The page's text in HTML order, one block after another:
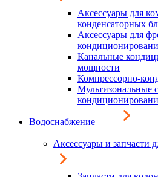
Аксессуары для
конденсаторных
Аксессуары для
Канальные
мощности
Компрессорно-
Мультизональные
Водоснабжение
Аксессуары и запчасти